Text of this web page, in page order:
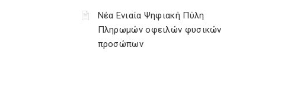
Νέα Ενιαία Ψηφιακή Πύλη
Πληρωμών οφειλών φυσικών
προσώπων